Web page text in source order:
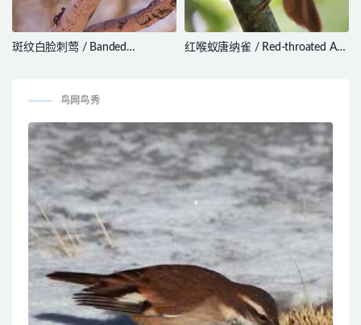
斑纹白脸刺莺 / Banded
红喉蚁唐纳雀 / Red-throated Ant
鸟网鸟秀